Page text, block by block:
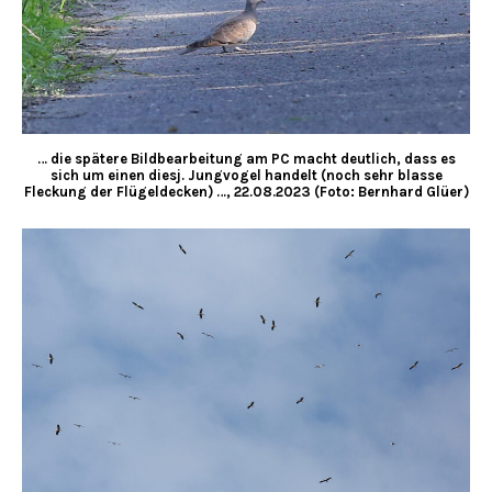
… die spätere Bildbearbeitung am PC macht deutlich, dass es
sich um einen diesj. Jungvogel handelt (noch sehr blasse
Fleckung der Flügeldecken) …, 22.08.2023 (Foto: Bernhard Glüer)